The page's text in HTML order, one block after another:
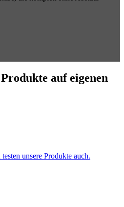
auf eigenen